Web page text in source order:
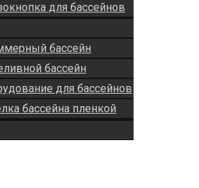
для бассейнов
бассейн
бассейн
для бассейнов
бассейна пленкой